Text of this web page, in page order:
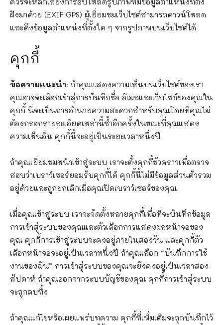
ฝังมาด้วย (EXIF GPS) ผู้เยี่ยมชมเว็บไซต์สามารถดาวน์โหลด
และดึงข้อมูลตำแหน่งที่ตั้งใด ๆ จากรูปภาพบนเว็บไซต์ได้
คุกกี้
ข้อความแนะนำ: ถ้าคุณแสดงความเห็นบนเว็บไซต์ของเรา
คุณอาจจะเลือกเข้าสู่การบันทึกชื่อ อีเมลและเว็บไซต์ของคุณใน
คุกกี้ นี่จะเป็นการอำนวยความสะดวกสำหรับคุณโดยที่คุณไม่
ต้องกรอกรายละเอียดเหล่านี้ซ้ำอีกครั้งในขณะที่คุณแสดง
ความเห็นอื่น คุกกี้นี้จะอยู่เป็นระยะเวลาหนึ่งปี
ถ้าคุณเยี่ยมชมหน้าเข้าสู่ระบบ เราจะตั้งคุกกี้ชั่วคราวเพื่อตรวจ
สอบว่าเบราว์เซอร์ยอมรับคุกกี้ได้ คุกกี้นี้ไม่มีข้อมูลส่วนตัวรวม
อยู่ด้วยและถูกยกเลิกเมื่อคุณปิดเบราว์เซอร์ของคุณ
เมื่อคุณเข้าสู่ระบบ เราจะจัดตั้งหลายคุกกี้เพื่อที่จะบันทึกข้อมูล
การเข้าสู่ระบบของคุณและตัวเลือกการแสดงผลหน้าจอของ
คุณ คุกกี้การเข้าสู่ระบบจะคงอยู่ภายในสองวัน และคุกกี้ตัว
เลือกหน้าจอจะอยู่เป็นเวลาหนึ่งปี ถ้าคุณเลือก “บันทึกการใช้
งานของฉัน” การเข้าสู่ระบบของคุณจะยังคงอยู่เป็นเวลาสอง
สัปดาห์ ถ้าคุณออกจากระบบบัญชีของคุณ คุกกี้การเข้าสู่ระบบ
จะถูกลบทิ้ง
ถ้าคุณแก้ไขหรือเผยแพร่บทความ คุกกี้ที่เพิ่มเติมจะถูกบันทึกไว้